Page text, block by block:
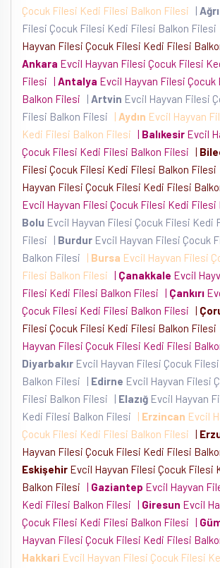
Çocuk Filesi Kedi Filesi Balkon Filesi
| Ağrı
Filesi Çocuk Filesi Kedi Filesi Balkon Filesi
Hayvan Filesi Çocuk Filesi Kedi Filesi
Ankara Evcil Hayvan Filesi Çocuk Filesi
Filesi | Antalya Evcil Hayvan Filesi
Balkon Filesi
| Artvin Evcil Hayvan Filesi
Filesi Balkon Filesi
| Aydın Evcil Hayvan
Kedi Filesi Balkon Filesi | Balıkesir Evcil
Çocuk Filesi Kedi Filesi Balkon Filesi |
Filesi Çocuk Filesi Kedi Filesi Balkon Filesi
Hayvan Filesi Çocuk Filesi Kedi Filesi
Evcil Hayvan Filesi Çocuk Filesi Kedi Filesi
Bolu Evcil Hayvan Filesi Çocuk Filesi Kedi
Filesi
| Burdur Evcil Hayvan Filesi Çocuk
Balkon Filesi
| Bursa Evcil Hayvan Filesi
Filesi Balkon Filesi | Çanakkale Evcil
Filesi Kedi Filesi Balkon Filesi | Çankırı
Çocuk Filesi Kedi Filesi Balkon Filesi |
Filesi Çocuk Filesi Kedi Filesi Balkon Filesi
Hayvan Filesi Çocuk Filesi Kedi Filesi
Diyarbakır Evcil Hayvan Filesi Çocuk
Balkon Filesi
| Edirne Evcil Hayvan Filesi
Filesi Balkon Filesi
| Elazığ Evcil Hayvan
Kedi Filesi Balkon Filesi
| Erzincan Evcil
Çocuk Filesi Kedi Filesi Balkon Filesi |
Hayvan Filesi Çocuk Filesi Kedi Filesi
Eskişehir Evcil Hayvan Filesi Çocuk Filesi
Balkon Filesi | Gaziantep Evcil Hayvan
Kedi Filesi Balkon Filesi | Giresun Evcil
Çocuk Filesi Kedi Filesi Balkon Filesi |
Hayvan Filesi Çocuk Filesi Kedi Filesi
Hakkari Evcil Hayvan Filesi Çocuk Filesi